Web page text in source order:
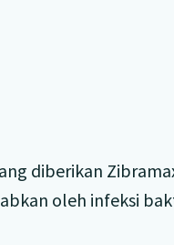
diberikan
oleh infeksi